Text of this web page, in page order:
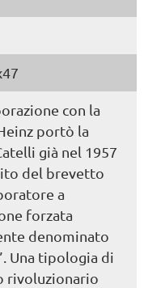
con la
portò la
già nel 1957
del brevetto
a
forzata
denominato
Una tipologia di
rivoluzionario